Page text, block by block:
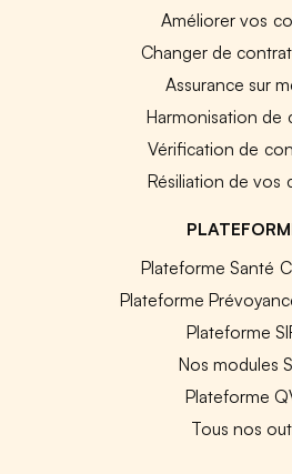
Améliorer vos
Changer de
Assurance sur
Harmonisation de
Vérification de
Résiliation de vos
Plateforme Santé
Plateforme
Plateforme
Nos modules
Plateforme
Tous nos